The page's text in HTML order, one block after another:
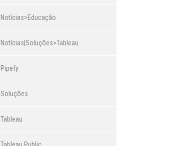
Notícias>Educação
Notícias|Soluções>Tableau
Pipefy
Soluções
Tableau